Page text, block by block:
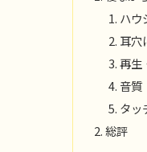
ハウ
耳穴
再生
音質
タッ
総評